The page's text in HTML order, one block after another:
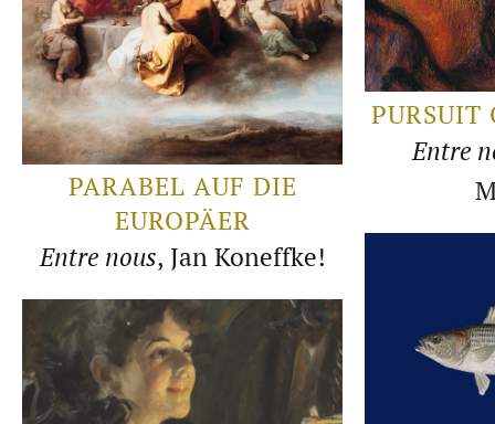
PURSUIT
Entre
PARABEL AUF DIE
EUROPÄER
Entre nous, Jan Koneffke!